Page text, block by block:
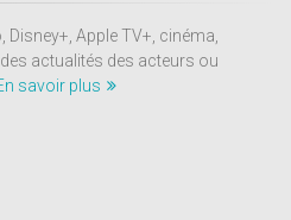
Apple TV+, cinéma,
actualités des acteurs ou
savoir plus